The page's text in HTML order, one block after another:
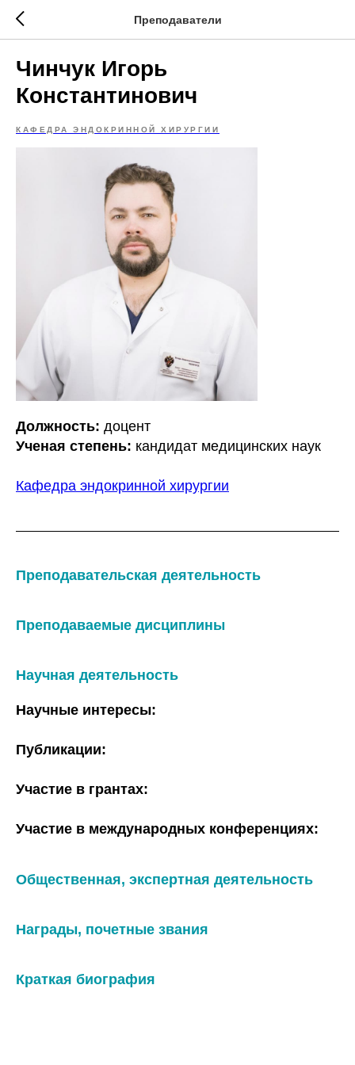
Преподаватели
Чинчук Игорь
Константинович
КАФЕДРА ЭНДОКРИННОЙ ХИРУРГИИ
Должность: доцент
Ученая степень: кандидат медицинских наук
Кафедра эндокринной хирургии
Преподавательская деятельность
Преподаваемые дисциплины
Научная деятельность
Научные интересы:
Публикации:
Участие в грантах:
Участие в международных конференциях:
Общественная, экспертная деятельность
Награды, почетные звания
Краткая биография